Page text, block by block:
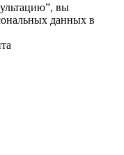
вы
данных в